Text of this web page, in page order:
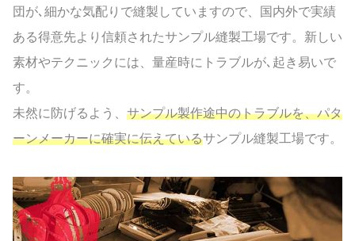
団が､細かな気配りで縫製していますので、国内外で実績
ある得意先より信頼されたサンプル縫製工場です。新しい
素材やテクニックには、量産時にトラブルが､起き易いで
す。
未然に防げるよう、 サンプル製作途中のトラブルを、パタ
ーンメーカーに確実に伝えているサンプル縫製工場です。